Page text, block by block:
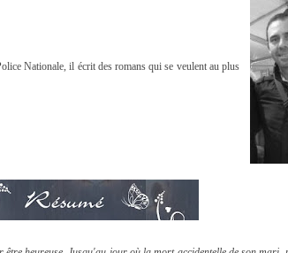
Nationale, il écrit des romans qui se veulent au plus